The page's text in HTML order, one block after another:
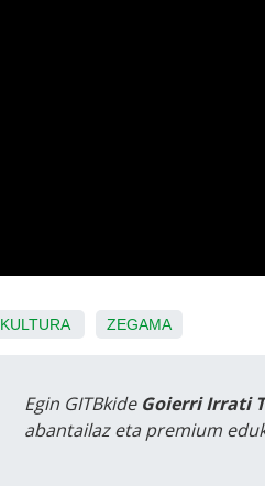
KULTURA ZEGAMA
Egin GITBkide Goierri Irrati
abantailaz eta premium